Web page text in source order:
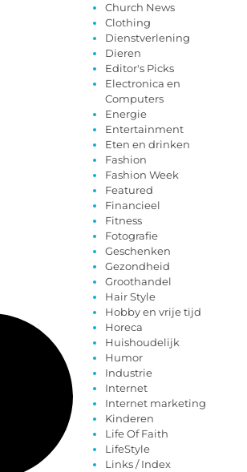
Church News
Clothing
Dienstverlening
Dieren
Editor's Picks
Electronica en
Computers
Energie
Entertainment
Eten en drinken
Fashion
Fashion Week
Featured
Financieel
Fitness
Fotografie
Geschenken
Gezondheid
Groothandel
Hair Style
Hobby en vrije tijd
Horeca
Huishoudelijk
Humor
Industrie
Internet
Internet marketing
Kinderen
Life Of Faith
LifeStyle
Links / Index